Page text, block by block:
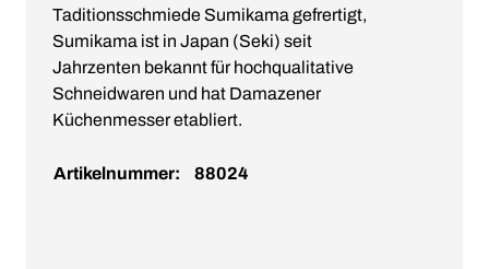
Taditionsschmiede Sumikama gefrertigt,
Sumikama ist in Japan (Seki) seit
Jahrzenten bekannt für hochqualitative
Schneidwaren und hat Damazener
Küchenmesser etabliert.
Artikelnummer: 88024